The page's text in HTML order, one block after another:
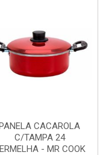
CACAROLA
C/TAMPA 24
- MR COOK